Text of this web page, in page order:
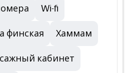
Wi-fi
финская Хаммам
кабинет